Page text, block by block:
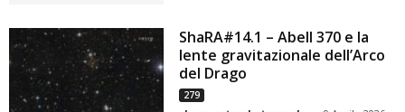
ShaRA#14.1 – Abell 370 e la
lente gravitazionale dell’Arco
del Drago
279